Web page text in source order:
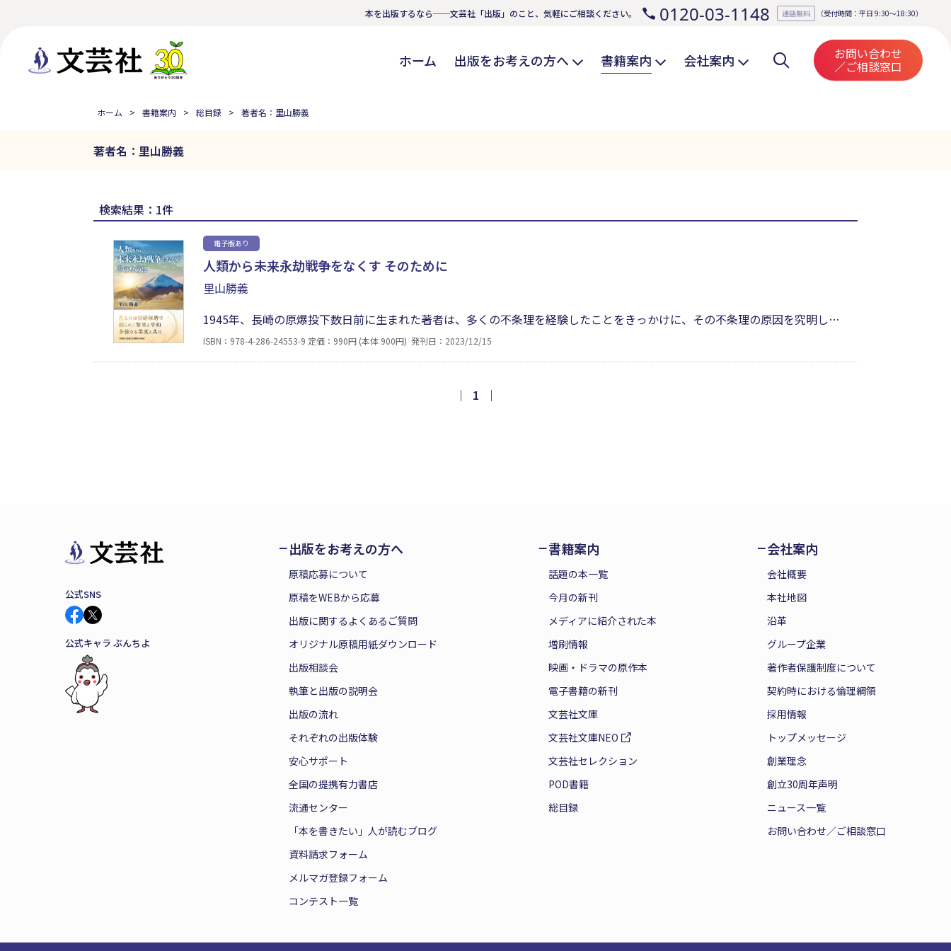
本を出版するなら──文芸社「出版」のこと、気軽にご相談ください。 0120-03-1148 通話無料 （受付時間：平日 9:30～18:30）
ホーム 出版をお考えの方へ 書籍案内 会社案内 お問い合わせ
／ご相談窓口
ホーム 書籍案内 総目録 著者名：里山勝義
著者名：里山勝義
検索結果：1件
電子版あり
人類から未来永劫戦争をなくす そのために
里山勝義
1945年、長崎の原爆投下数日前に生まれた著者は、多くの不条理を経験したことをきっかけに、その不条理の原因を究明し始
めた。哲学、宗教、科学等々を探求し、苦悩を超えて有神論としての歴史観を著者なりに再創造している。神創造主との乖離
に気付かず迷走してきた人類が、戦争をなくすために、今何を考え、行動するべきなのか。今からでも遅くないと背中を押し
ISBN：978-4-286-24553-9 定価：990円 (本体 900円) 発刊日：2023/12/15
｜ 1 ｜
公式SNS
公式キャラ ぶんちよ
出版をお考えの方へ
原稿応募について
原稿をWEBから応募
出版に関するよくあるご質問
オリジナル原稿用紙ダウンロード
出版相談会
執筆と出版の説明会
出版の流れ
それぞれの出版体験
安心サポート
全国の提携有力書店
流通センター
「本を書きたい」人が読むブログ
資料請求フォーム
メルマガ登録フォーム
コンテスト一覧
書籍案内
話題の本一覧
今月の新刊
メディアに紹介された本
増刷情報
映画・ドラマの原作本
電子書籍の新刊
文芸社文庫
文芸社文庫NEO
文芸社セレクション
POD書籍
総目録
会社案内
会社概要
本社地図
沿革
グループ企業
著作者保護制度について
契約時における倫理綱領
採用情報
トップメッセージ
創業理念
創立30周年声明
ニュース一覧
お問い合わせ／ご相談窓口